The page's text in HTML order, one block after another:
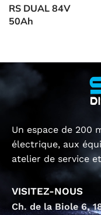
RS DUAL 84V
50Ah
Un espace de 200
électrique, aux
atelier de service
VISITEZ-NOUS
Ch. de la Biole 6,